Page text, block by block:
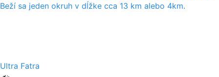
Beží sa jeden okruh v dĺžke cca 13 km alebo 4km.
Ultra Fatra